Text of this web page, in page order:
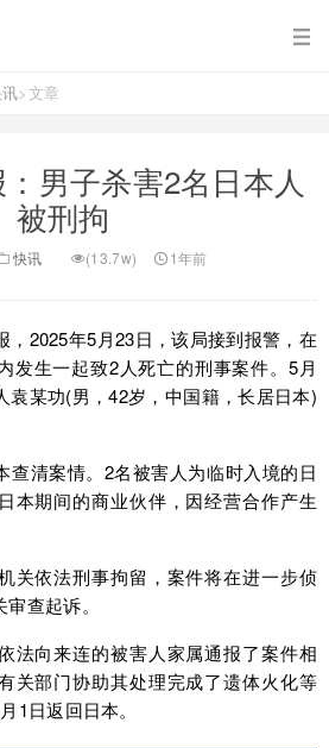
>文章
男子杀害2名日本人
被刑拘
快讯 (13.7w) 1年前
，2025年5月23日，该局接到报警，在
发生一起致2人死亡的刑事案件。5月
袁某功(男，42岁，中国籍，长居日本)
查清案情。2名被害人为临时入境的日
本期间的商业伙伴，因经营合作产生
关依法刑事拘留，案件将在进一步侦
查起诉。
法向来连的被害人家属通报了案件相
关部门协助其处理完成了遗体火化等
1日返回日本。